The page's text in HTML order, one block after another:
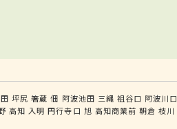
坪尻 箸蔵 佃 阿波池田 三縄 祖谷口 阿波川口
高知 入明 円行寺口 旭 高知商業前 朝倉 枝川